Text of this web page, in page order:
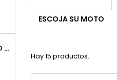
CUBRECÁRTER RAID 4MM BMW F800GS/F800GSA/F700GS/F650GS
ESCOJA SU MOTO
Hay 15 productos.